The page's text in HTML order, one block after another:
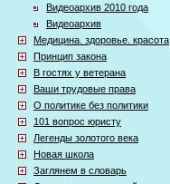
Видеоархив 2010 года
Видеоархив
Медицина. здоровье. красота
Принцип закона
В гостях у ветерана
Ваши трудовые права
О политике без политики
101 вопрос юристу
Легенды золотого века
Новая школа
Заглянем в словарь